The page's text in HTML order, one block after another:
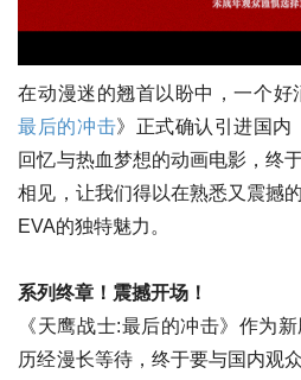
在动漫迷的翘首以盼中，一个
最后的冲击》正式确认引进国内
回忆与热血梦想的动画电影，终
相见，让我们得以在熟悉又震撼
EVA的独特魅力。
系列终章！震撼开场！
《天鹰战士:最后的冲击》作为
历经漫长等待，终于要与国内观